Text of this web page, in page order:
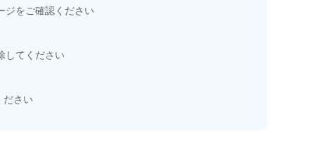
ジをご確認ください
してください
ださい